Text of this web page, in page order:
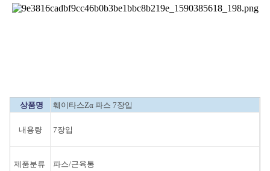
상품명 훼이타스Zα 파스 7장입
내용량 7장입
제품분류 파스/근육통